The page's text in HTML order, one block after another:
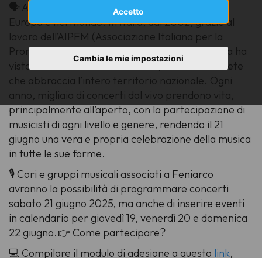
Accetto
Cambia le mie impostazioni
🗣 A partire dal 1985, la festa si è diffusa in tutta
Europa e nel mondo. In Italia, dal 2002, grazie al
lavoro dell’AIPFM (Associazione Italiana per la
Promozione della Festa della Musica), l’iniziativa ha
visto l’adesione di oltre 280 città, creando una rete
che abbraccia l’intero territorio nazionale. Ogni
anno, migliaia di concerti dal vivo prendono vita,
principalmente all’aperto, con la partecipazione di
musicisti di ogni livello e genere, rendendo il 21
giugno una vera e propria celebrazione della musica
in tutte le sue forme.
🎙 Cori e gruppi musicali associati a Feniarco
avranno la possibilità di programmare concerti
sabato 21 giugno 2025, ma anche di inserire eventi
in calendario per giovedì 19, venerdì 20 e domenica
22 giugno.👉 Come partecipare?
💻 Compilare il modulo di adesione a questo link,